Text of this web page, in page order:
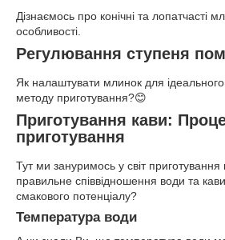
Дізнаємось про конічні та лопатчасті
особливості.
Регулювання ступеня
Як налаштувати млинок для
методу приготування?😊
Приготування кави:
приготування
Тут ми зануримось у світ приготування
правильне співвідношення води та
смакового потенціалу?
Температура води